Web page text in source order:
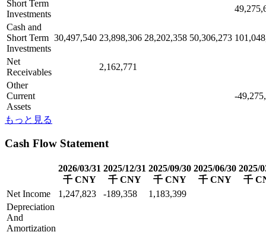
Short Term
Investments
Cash and
Short Term
Investments
30,497,540 23,898,306 28,202,358 50,306,273
Net
Receivables
2,162,771
Other
Current
Assets
-
もっと見る
Cash Flow Statement
2026/03/31
千 CNY
2025/12/31
千 CNY
2025/09/30
千 CNY
2025/06/30
千 CNY
2025/
千
Net Income
1,247,823 -189,358
1,183,399
Depreciation
And
Amortization